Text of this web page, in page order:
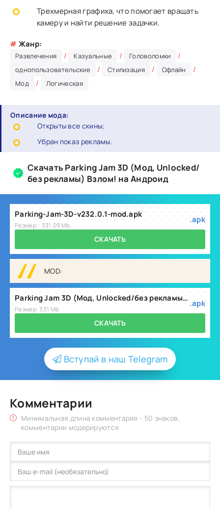
Трехмерная графика, что помогает вращать
камеру и найти решение задачки.
# Жанр:
Развлечения / Казуальные / Головоломки /
однопользовательские / Стилизация / Офлайн /
Мод / Логическая
Описание мода:
Открыты все скины;
Убран показ рекламы.
Скачать Parking Jam 3D (Мод, Unlocked/
без рекламы) Взлом! на Андроид
Parking-Jam-3D-v232.0.1-mod.apk
Размер:: 331.09 Mb,
.apk
СКАЧАТЬ
MOD:
Parking Jam 3D (Мод, Unlocked/без рекламы) v232.0.10
Размер: 331 Mb
.apk
СКАЧАТЬ
Вступай в наш Telegram
Комментарии
Минимальная длина комментария - 50 знаков.
комментарии модерируются